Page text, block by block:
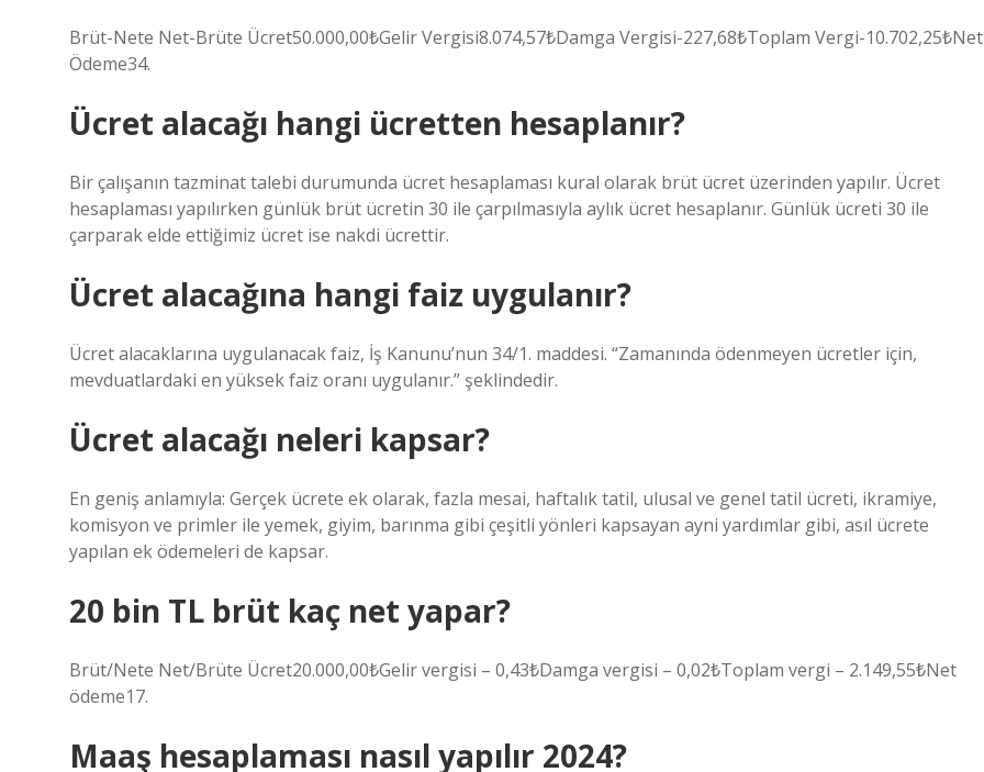
Brüt-Nete Net-Brüte Ücret50.000,00₺Gelir Vergisi8.074,57₺Damga Vergisi-227,68₺Toplam Vergi-10.702,25₺Net
Ödeme34.
Ücret alacağı hangi ücretten hesaplanır?
Bir çalışanın tazminat talebi durumunda ücret hesaplaması kural olarak brüt ücret üzerinden yapılır. Ücret
hesaplaması yapılırken günlük brüt ücretin 30 ile çarpılmasıyla aylık ücret hesaplanır. Günlük ücreti 30 ile
çarparak elde ettiğimiz ücret ise nakdi ücrettir.
Ücret alacağına hangi faiz uygulanır?
Ücret alacaklarına uygulanacak faiz, İş Kanunu’nun 34/1. maddesi. “Zamanında ödenmeyen ücretler için,
mevduatlardaki en yüksek faiz oranı uygulanır.” şeklindedir.
Ücret alacağı neleri kapsar?
En geniş anlamıyla: Gerçek ücrete ek olarak, fazla mesai, haftalık tatil, ulusal ve genel tatil ücreti, ikramiye,
komisyon ve primler ile yemek, giyim, barınma gibi çeşitli yönleri kapsayan ayni yardımlar gibi, asıl ücrete
yapılan ek ödemeleri de kapsar.
20 bin TL brüt kaç net yapar?
Brüt/Nete Net/Brüte Ücret20.000,00₺Gelir vergisi – 0,43₺Damga vergisi – 0,02₺Toplam vergi – 2.149,55₺Net
ödeme17.
Maaş hesaplaması nasıl yapılır 2024?